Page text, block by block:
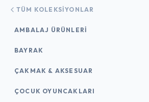
TÜM KOLEKSIYONLAR
AMBALAJ ÜRÜNLERI
BAYRAK
ÇAKMAK & AKSESUAR
ÇOCUK OYUNCAKLARI